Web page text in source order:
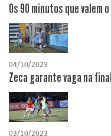
Os 90 minutos que valem
04/10/2023
Zeca garante vaga na
03/10/2023